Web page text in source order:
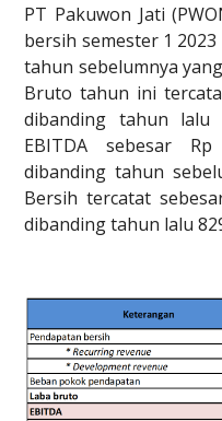
PT Pakuwon Jati
bersih semester 1
tahun sebelumnya
Bruto tahun ini
dibanding tahun lalu
EBITDA sebesar
dibanding tahun
Bersih tercatat
dibanding tahun lalu